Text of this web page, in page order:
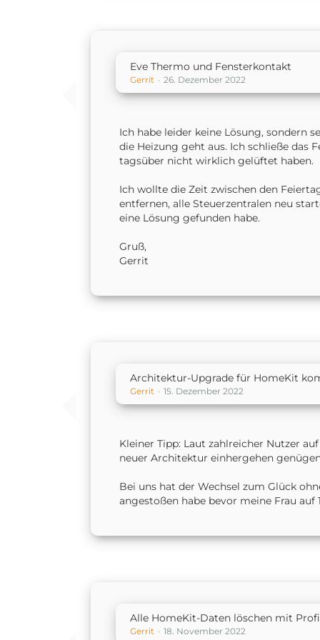
Eve Thermo und Fensterkontakt
Gerrit 26. Dezember 2022
Ich habe leider keine Lösung, sondern
die Heizung geht aus. Ich schließe das
tagsüber nicht wirklich gelüftet haben.
Ich wollte die Zeit zwischen den
entfernen, alle Steuerzentralen neu
eine Lösung gefunden habe.
Gruß,
Gerrit
Architektur-Upgrade für HomeKit
Gerrit 15. Dezember 2022
Kleiner Tipp: Laut zahlreicher Nutzer
neuer Architektur einhergehen
Bei uns hat der Wechsel zum Glück
angestoßen habe bevor meine Frau auf
Alle HomeKit-Daten löschen mit
Gerrit 18. November 2022